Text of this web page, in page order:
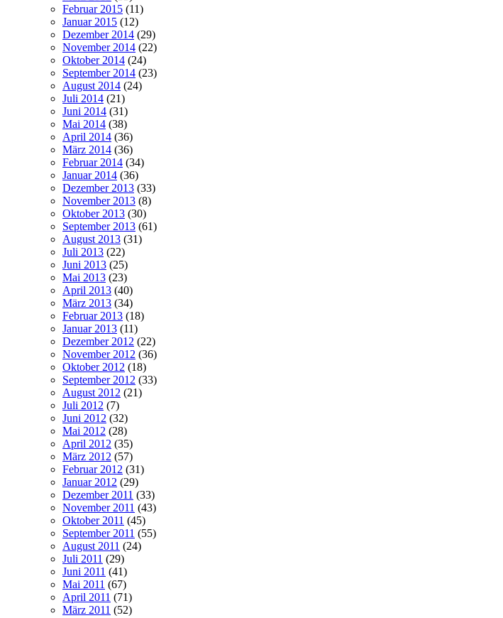
Februar 2015 (11)
Januar 2015 (12)
Dezember 2014 (29)
November 2014 (22)
Oktober 2014 (24)
September 2014 (23)
August 2014 (24)
Juli 2014 (21)
Juni 2014 (31)
Mai 2014 (38)
April 2014 (36)
März 2014 (36)
Februar 2014 (34)
Januar 2014 (36)
Dezember 2013 (33)
November 2013 (8)
Oktober 2013 (30)
September 2013 (61)
August 2013 (31)
Juli 2013 (22)
Juni 2013 (25)
Mai 2013 (23)
April 2013 (40)
März 2013 (34)
Februar 2013 (18)
Januar 2013 (11)
Dezember 2012 (22)
November 2012 (36)
Oktober 2012 (18)
September 2012 (33)
August 2012 (21)
Juli 2012 (7)
Juni 2012 (32)
Mai 2012 (28)
April 2012 (35)
März 2012 (57)
Februar 2012 (31)
Januar 2012 (29)
Dezember 2011 (33)
November 2011 (43)
Oktober 2011 (45)
September 2011 (55)
August 2011 (24)
Juli 2011 (29)
Juni 2011 (41)
Mai 2011 (67)
April 2011 (71)
März 2011 (52)